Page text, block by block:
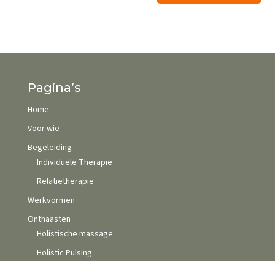
Pagina’s
Home
Voor wie
Begeleiding
Individuele Therapie
Relatietherapie
Werkvormen
Onthaasten
Holistische massage
Holistic Pulsing